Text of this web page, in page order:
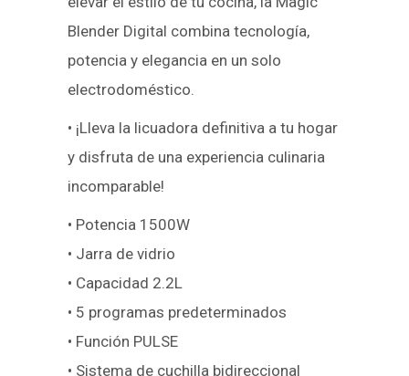
Blender Digital combina tecnología,
potencia y elegancia en un solo
electrodoméstico.
• ¡Lleva la licuadora definitiva a tu hogar
y disfruta de una experiencia culinaria
incomparable!
• Potencia 1500W
• Jarra de vidrio
• Capacidad 2.2L
• 5 programas predeterminados
• Función PULSE
• Sistema de cuchilla bidireccional